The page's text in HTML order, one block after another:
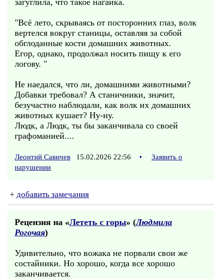
загуглила, что такое нагайка.
"Всё лето, скрываясь от посторонних глаз, волк
вертелся вокруг станицы, оставляя за собой
обглоданные кости домашних животных.
Егор, однако, продолжал носить пищу к его
логову. "
Не наедался, что ли, домашними животными?
Добавки требовал? А станичники, значит,
безучастно наблюдали, как волк их домашних
животных кушает? Ну-ну.
Людк, а Людк, ты бы заканчивала со своей
графоманией....
Леонтий Савичев 15.02.2026 22:56 •
Заявить о
нарушении
+ добавить замечания
Рецензия на «Лететь с горы» (Людмила
Рогочая)
Удивительно, что вожака не порвали свои же
состайники. Но хорошо, когда все хорошо
заканчивается.